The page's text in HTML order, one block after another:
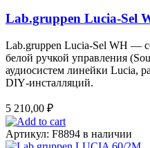
Lab.gruppen Lucia-Sel
Lab.gruppen Lucia‑Sel WH —
белой ручкой управления
аудиосистем линейки Lucia,
DIY‑инсталляций.
5 210,00 ₽
Артикул: F8894 в наличии